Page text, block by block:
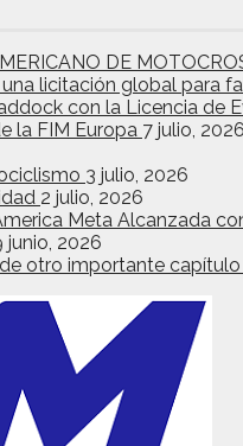
DE
licitación global para
con la Licencia de
la FIM Europa 7 julio, 2026
3 julio, 2026
2 julio, 2026
Meta Alcanzada
junio, 2026
otro importante